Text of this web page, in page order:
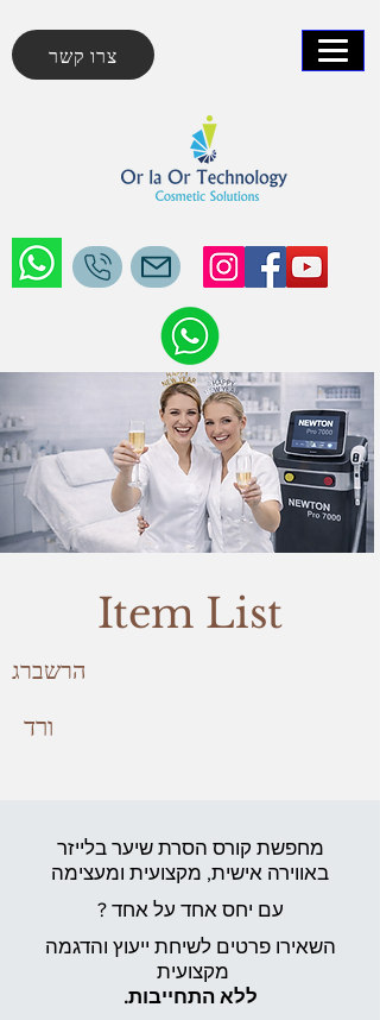
צרו קשר
Item List
הרשברג
ורד
מחפשת קורס הסרת שיער בלייזר
באווירה אישית, מקצועית ומעצימה
עם יחס אחד על אחד ?
השאירו פרטים לשיחת ייעוץ והדגמה
מקצועית
ללא התחייבות.